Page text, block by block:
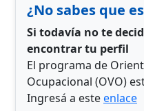
¿No sabes que
Si todavía no te
encontrar tu perfil
El programa de
Ocupacional (OVO)
Ingresá a esteenlace